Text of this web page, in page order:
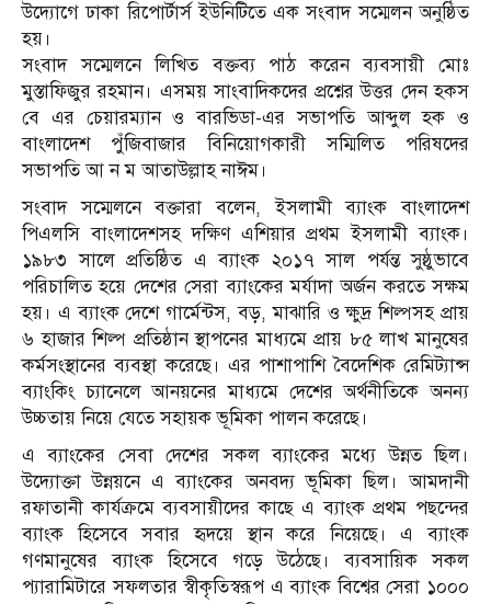
উদ্যোগে ঢাকা রিপোর্টার্স ইউনিটিতে এক সংবাদ সম্মেলন অনুষ্ঠিত
হয়।
সংবাদ সম্মেলনে লিখিত বক্তব্য পাঠ করেন ব্যবসায়ী মোঃ
মুস্তাফিজুর রহমান। এসময় সাংবাদিকদের প্রশ্নের উত্তর দেন হকস
বে এর চেয়ারম্যান ও বারভিডা-এর সভাপতি আব্দুল হক ও
বাংলাদেশ পুঁজিবাজার বিনিয়োগকারী সম্মিলিত পরিষদের
সভাপতি আ ন ম আতাউল্লাহ নাঈম।
সংবাদ সম্মেলনে বক্তারা বলেন, ইসলামী ব্যাংক বাংলাদেশ
পিএলসি বাংলাদেশসহ দক্ষিণ এশিয়ার প্রথম ইসলামী ব্যাংক।
১৯৮৩ সালে প্রতিষ্ঠিত এ ব্যাংক ২০১৭ সাল পর্যন্ত সুষ্ঠুভাবে
পরিচালিত হয়ে দেশের সেরা ব্যাংকের মর্যাদা অর্জন করতে সক্ষম
হয়। এ ব্যাংক দেশে গার্মেন্টস, বড়, মাঝারি ও ক্ষুদ্র শিল্পসহ প্রায়
৬ হাজার শিল্প প্রতিষ্ঠান স্থাপনের মাধ্যমে প্রায় ৮৫ লাখ মানুষের
কর্মসংস্থানের ব্যবস্থা করেছে। এর পাশাপাশি বৈদেশিক রেমিট্যান্স
ব্যাংকিং চ্যানেলে আনয়নের মাধ্যমে দেশের অর্থনীতিকে অনন্য
উচ্চতায় নিয়ে যেতে সহায়ক ভূমিকা পালন করেছে।
এ ব্যাংকের সেবা দেশের সকল ব্যাংকের মধ্যে উন্নত ছিল।
উদ্যোক্তা উন্নয়নে এ ব্যাংকের অনবদ্য ভূমিকা ছিল। আমদানী
রফাতানী কার্যক্রমে ব্যবসায়ীদের কাছে এ ব্যাংক প্রথম পছন্দের
ব্যাংক হিসেবে সবার হৃদয়ে স্থান করে নিয়েছে। এ ব্যাংক
গণমানুষের ব্যাংক হিসেবে গড়ে উঠেছে। ব্যবসায়িক সকল
প্যারামিটারে সফলতার স্বীকৃতিস্বরূপ এ ব্যাংক বিশ্বের সেরা ১০০০